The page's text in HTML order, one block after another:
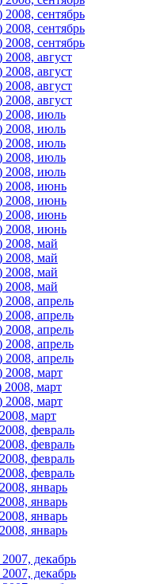
сентябрь
сентябрь
сентябрь
август
август
август
август
2008, июль
2008, июль
2008, июль
2008, июль
2008, июль
2008, июнь
2008, июнь
2008, июнь
2008, июнь
2008, май
2008, май
2008, май
2008, май
апрель
апрель
апрель
апрель
апрель
2008, март
2008, март
2008, март
март
февраль
февраль
февраль
февраль
январь
январь
январь
январь
декабрь
декабрь